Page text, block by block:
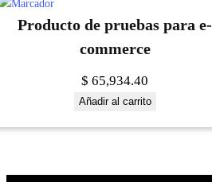
Producto de pruebas para e-
commerce
$ 65,934.40
Añadir al carrito